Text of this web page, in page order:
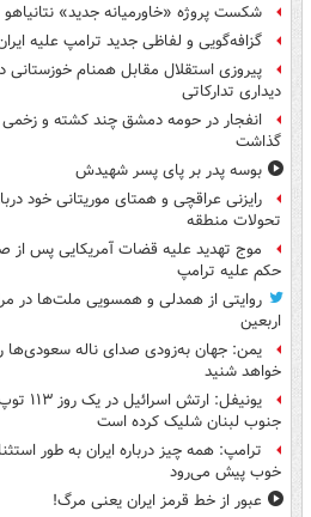
شکست پروژه «خاورمیانه جدید» نتانیاهو
گزافه‌گویی و لفاظی جدید ترامپ علیه
پیروزی استقلال مقابل همنام خوزستانی
دیداری تدارکاتی
انفجار در حومه دمشق چند کشته و زخمی
گذاشت
بوسه‌ پدر بر پای پسر شهیدش
رایزنی عراقچی و همتای موریتانی خود
تحولات منطقه
موج تهدید علیه قضات آمریکایی پس از
حکم علیه ترامپ
روایتی از همدلی و همسویی ملت‌ها در
اربعین
یمن: جهان به‌زودی صدای ناله سعودی‌ها
خواهد شنید
یونیفل: ارتش
جنوب لبنان شلیک کرده است
ترامپ: همه چیز درباره ایران به طور
خوب پیش می‌رود
عبور از خط قرمز ایران یعنی مرگ!